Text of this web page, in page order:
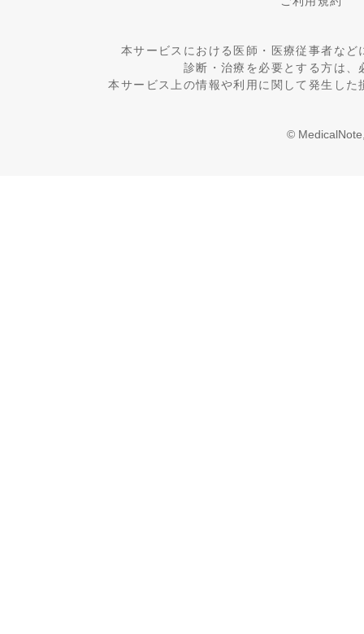
本サービスにおける医師・医療従事者な
診断・治療を必要とする方は
本サービス上の情報や利用に関して発生し
©